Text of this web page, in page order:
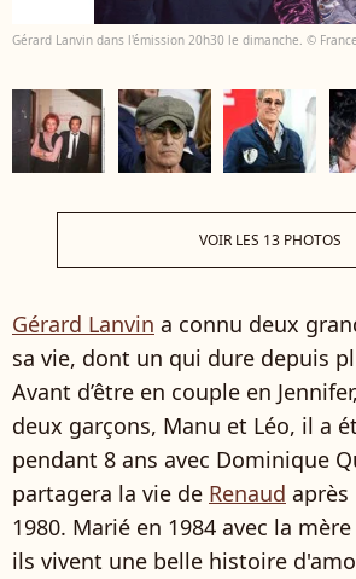
Gérard Lanvin dans l'émission 20h30 le dimanche. ©
VOIR LES 13 PHOTOS
Gérard Lanvin a connu deux
sa vie, dont un qui dure depuis
Avant d’être en couple en
deux garçons, Manu et Léo, il a
pendant 8 ans avec Dominique
partagera la vie de Renaud après
1980. Marié en 1984 avec la
ils vivent une belle histoire